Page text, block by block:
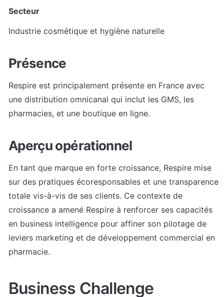
Secteur
Industrie cosmétique et hygiène naturelle
Présence
Respire est principalement présente en France avec
une distribution omnicanal qui inclut les GMS, les
pharmacies, et une boutique en ligne.
Aperçu opérationnel
En tant que marque en forte croissance, Respire mise
sur des pratiques écoresponsables et une transparence
totale vis-à-vis de ses clients. Ce contexte de
croissance a amené Respire à renforcer ses capacités
en business intelligence pour affiner son pilotage de
leviers marketing et de développement commercial en
pharmacie.
Business Challenge